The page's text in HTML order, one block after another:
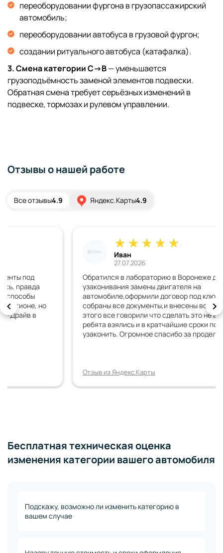
переоборудовании фургона в грузопассажирский
автомобиль;
переоборудовании автобуса в грузовой фургон;
создании ритуального автобуса (катафалка).
3. Смена категории C→B— уменьшается
грузоподъёмность заменой элементов подвески.
Обратная смена требует серьёзных изменений в
подвеске, тормозах и рулевом управлении.
Отзывы о нашей работе
Все отзывы4.9 Яндекс.Карты4.9
Обратился в лабораторию в Воронеже для
узаконивания замены двигателя на
автомобиле,оформили договор под ключ,быстро были
собраны все документы,и внесены все изменения. До
этого все говорили что сделать это не возможно,но
ребята взялись и в кратчайшие сроки получилось все
узаконить. Огромное спасибо за проделанную работу!
Отзыв из Яндекс.Карты
Бесплатная техническая оценка
изменения категории вашего автомобиля
Подскажу, возможно ли изменить категорию в
вашем случае